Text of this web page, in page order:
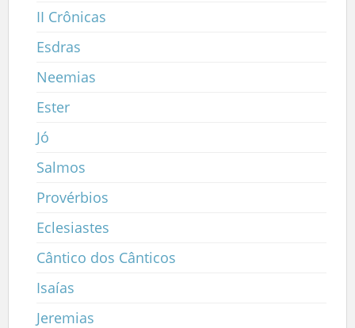
II Crônicas
Esdras
Neemias
Ester
Jó
Salmos
Provérbios
Eclesiastes
Cântico dos Cânticos
Isaías
Jeremias